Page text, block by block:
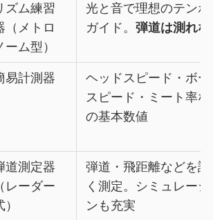
ズム練習
（メトロ
ーム型）
光と音で理想のテンポ
ガイド。弾道は測れな
易計測器
ヘッドスピード・ボー
スピード・ミート率
の基本数値
道測定器
（レーダー
）
弾道・飛距離などを詳
く測定。シミュレー
ンも充実